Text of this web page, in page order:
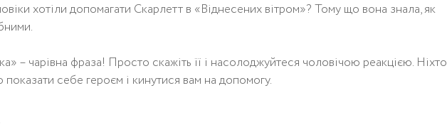
хотіли допомагати Скарлетт в «Віднесених вітром»? Тому що вона знала, як
– чарівна фраза! Просто скажіть її і насолоджуйтеся чоловічою реакцією. Ніхто
себе героєм і кинутися вам на допомогу.